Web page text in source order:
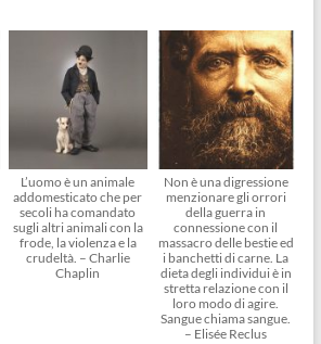
L’uomo è un animale
addomesticato che per
secoli ha comandato
sugli altri animali con la
frode, la violenza e la
crudeltà. – Charlie
Chaplin
Non è una digressione
menzionare gli orrori
della guerra in
connessione con il
massacro delle bestie ed
i banchetti di carne. La
dieta degli individui è in
stretta relazione con il
loro modo di agire.
Sangue chiama sangue.
– Elisée Reclus